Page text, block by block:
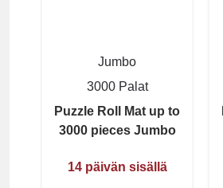
Jumbo
3000 Palat
Puzzle Roll Mat up to
3000 pieces Jumbo
14 päivän sisällä